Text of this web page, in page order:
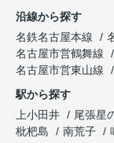
沿線から探す
名鉄名古屋本線
名古屋市営鶴舞線
名古屋市営東山線
駅から探す
上小田井
尾張星
枇杷島
南荒子